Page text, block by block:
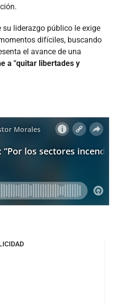
su liderazgo público le exige
difíciles, buscando
el avance de una
a "quitar libertades y